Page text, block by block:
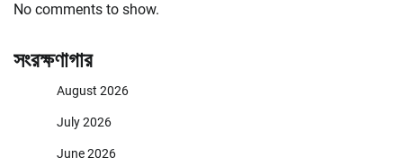
No comments to show.
সংরক্ষণাগার
August 2026
July 2026
June 2026